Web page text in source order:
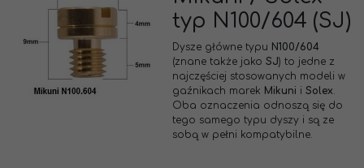
typ N100/604 (SJ)
Dysze główne typu N100/604
(znane także jako SJ) to jedne z
najczęściej stosowanych modeli w
gaźnikach marek Mikuni i Solex.
Oba oznaczenia odnoszą się do
tego samego typu dyszy i są ze
sobą w pełni kompatybilne.